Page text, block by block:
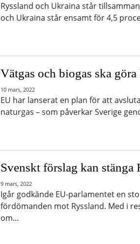
Ryssland och Ukraina står
och Ukraina står ensamt för 4,5
Vätgas och biogas ska
10 mars, 2022
EU har lanserat en plan för att
naturgas – som påverkar Sverige
Svenskt förslag kan stänga
9 mars, 2022
Igår godkände EU-parlamentet en
fördömanden mot Ryssland. Med i
om…